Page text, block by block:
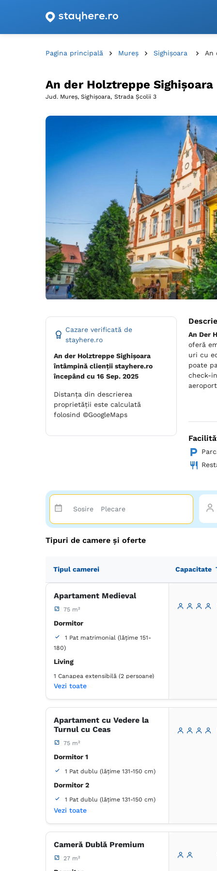
Pagina principală Mureș Sighişoara An
An der Holztreppe Sighișoara
Jud. Mureș, Sighişoara, Strada Școlii 3
Cazare verificată de
stayhere.ro
An der Holztreppe Sighișoara
întâmpină clienții stayhere.ro
începând cu 16 Sep. 2025
Distanța din descrierea
proprietății este calculată
folosind ©GoogleMaps
An Der
oferă
uri cu
poate
check-
Tipuri de camere și oferte
Tipul camerei Capacitate
Apartament Medieval
75 m²
Dormitor
1 Pat matrimonial (lățime 151-
180)
Living
1 Canapea extensibilă (2 persoane)
Baie
Dulap
Umeraș pentru haine
Canale prin cablu
Priză lângă pat
Izolare fonică
Hârtie igienică
Oglindă
Uscător de păr
Vezi toate
Apartament cu Vedere la
Turnul cu Ceas
75 m²
Dormitor 1
1 Pat dublu (lățime 131-150 cm)
Dormitor 2
1 Pat dublu (lățime 131-150 cm)
Baie
Vezi toate
Cameră Dublă Premium
27 m²